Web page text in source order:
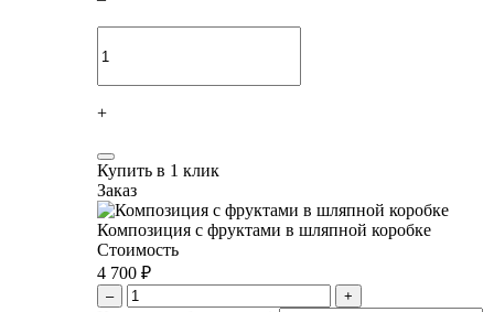
+
Купить в 1 клик
Заказ
Композиция с фруктами в шляпной коробке
Стоимость
4 700 ₽
– +